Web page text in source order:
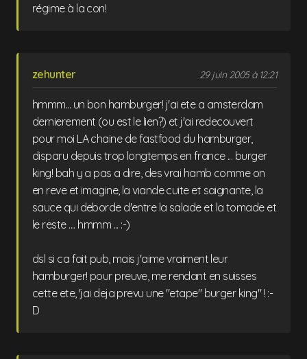
régime à la con!
zehunter 29 juin 2005 à 12:21
hmmm... un bon hamburger! j'ai ete a amsterdam
dernierement (ou est le lien?) et j'ai redecouvert
pour moi LA chaine de fastfood du hamburger,
disparu depuis trop longtemps en france ... burger
king! bah y a pas a dire, des vrai hamb comme on
en reve et imagine, la viande cuite et saignante, la
sauce qui deborde d'entre la salade et la tomade et
le reste .... hmmm ... :-)
dsl si ca fait pub, mais j'aime vraiment leur
hamburger! pour preuve, me rendant en suisses
cette ete, 'jai deja prevu une "etape" burger king" ! :-
D